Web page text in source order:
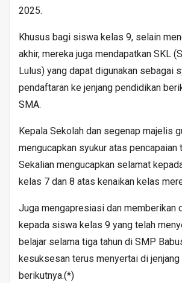
2025.
Khusus bagi siswa kelas 9, selain
akhir, mereka juga mendapatkan SKL
Lulus) yang dapat digunakan sebagai
pendaftaran ke jenjang pendidikan
SMA.
Kepala Sekolah dan segenap majelis
mengucapkan syukur atas pencapaian
Sekalian mengucapkan selamat
kelas 7 dan 8 atas kenaikan kelas
Juga mengapresiasi dan memberikan
kepada siswa kelas 9 yang telah
belajar selama tiga tahun di SMP
kesuksesan terus menyertai di
berikutnya.(*)